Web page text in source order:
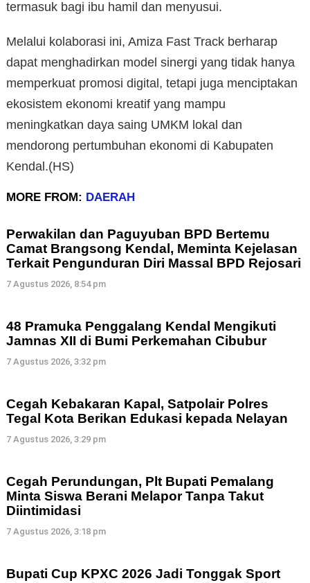
termasuk bagi ibu hamil dan menyusui.
Melalui kolaborasi ini, Amiza Fast Track berharap
dapat menghadirkan model sinergi yang tidak hanya
memperkuat promosi digital, tetapi juga menciptakan
ekosistem ekonomi kreatif yang mampu
meningkatkan daya saing UMKM lokal dan
mendorong pertumbuhan ekonomi di Kabupaten
Kendal.(HS)
MORE FROM: DAERAH
Perwakilan dan Paguyuban BPD Bertemu
Camat Brangsong Kendal, Meminta Kejelasan
Terkait Pengunduran Diri Massal BPD Rejosari
7 Agustus 2026, 8:54 pm
48 Pramuka Penggalang Kendal Mengikuti
Jamnas XII di Bumi Perkemahan Cibubur
7 Agustus 2026, 3:32 pm
Cegah Kebakaran Kapal, Satpolair Polres
Tegal Kota Berikan Edukasi kepada Nelayan
7 Agustus 2026, 3:29 pm
Cegah Perundungan, Plt Bupati Pemalang
Minta Siswa Berani Melapor Tanpa Takut
Diintimidasi
7 Agustus 2026, 3:18 pm
Bupati Cup KPXC 2026 Jadi Tonggak Sport